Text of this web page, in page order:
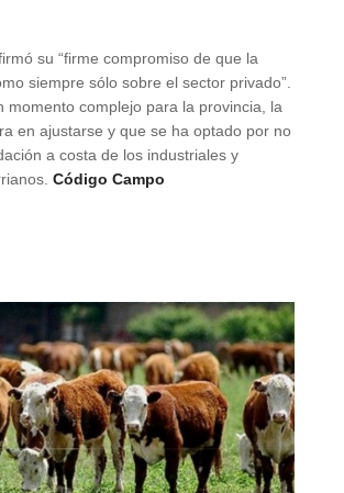
su “firme compromiso de que la
siempre sólo sobre el sector privado”.
momento complejo para la provincia, la
en ajustarse y que se ha optado por no
a costa de los industriales y
Código Campo